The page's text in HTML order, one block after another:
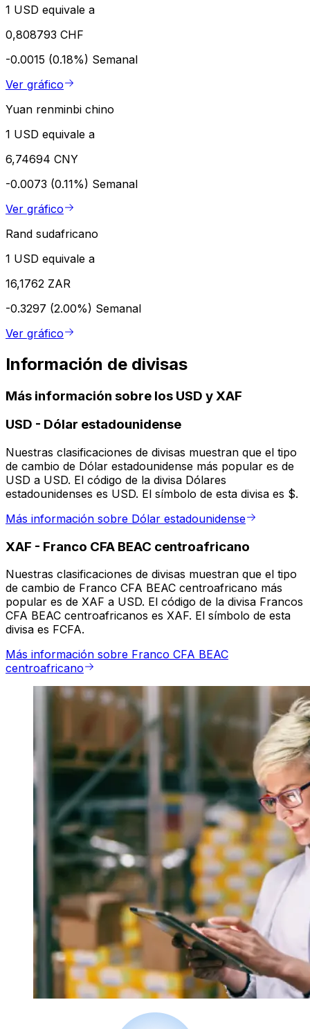
1 USD equivale a
0,808793 CHF
-0.0015 (0.18%) Semanal
Ver gráfico
Yuan renminbi chino
1 USD equivale a
6,74694 CNY
-0.0073 (0.11%) Semanal
Ver gráfico
Rand sudafricano
1 USD equivale a
16,1762 ZAR
-0.3297 (2.00%) Semanal
Ver gráfico
Información de divisas
Más información sobre los USD y XAF
USD - Dólar estadounidense
Nuestras clasificaciones de divisas muestran que el tipo
de cambio de Dólar estadounidense más popular es de
USD a USD. El código de la divisa Dólares
estadounidenses es USD. El símbolo de esta divisa es $.
Más información sobre Dólar estadounidense
XAF - Franco CFA BEAC centroafricano
Nuestras clasificaciones de divisas muestran que el tipo
de cambio de Franco CFA BEAC centroafricano más
popular es de XAF a USD. El código de la divisa Francos
CFA BEAC centroafricanos es XAF. El símbolo de esta
divisa es FCFA.
Más información sobre Franco CFA BEAC
centroafricano